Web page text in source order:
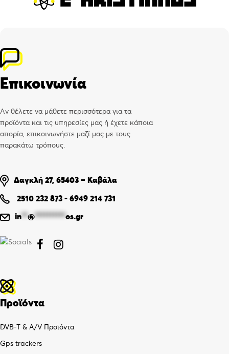
Επικοινωνία
Αν θέλετε να μάθετε περισσότερα για τα
προϊόντα και τις υπηρεσίες μας ή έχετε κάποια
απορία, επικοινωνήστε μαζί μας με τους
παρακάτω τρόπους.
Δαγκλή 27, 65403 – Καβάλα
2510 232 873 - 6949 214 731
in**@**********os.gr
 
Προϊόντα
DVB-T & A/V Προϊόντα
Gps trackers